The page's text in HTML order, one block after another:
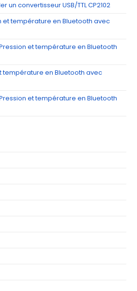
un convertisseur USB/TTL CP2102
et température en Bluetooth avec
et température en Bluetooth
température en Bluetooth avec
et température en Bluetooth